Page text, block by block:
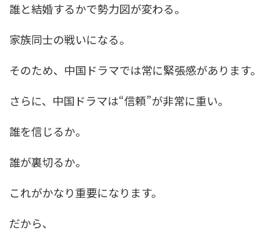
誰と結婚するかで勢力図が変わる。
家族同士の戦いになる。
そのため、中国ドラマでは常に緊張感があります。
さらに、中国ドラマは“信頼”が非常に重い。
誰を信じるか。
誰が裏切るか。
これがかなり重要になります。
だから、